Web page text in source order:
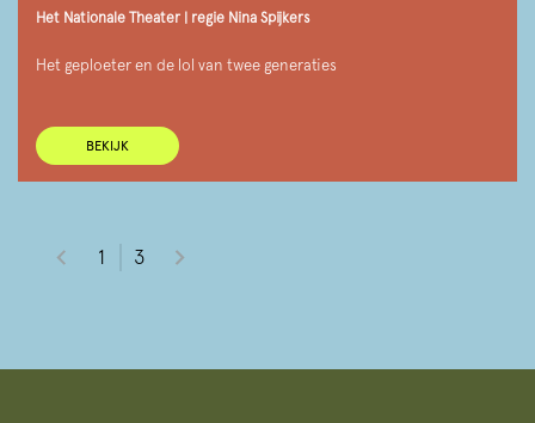
Het Nationale Theater | regie Nina Spijkers
Het geploeter en de lol van twee generaties
BEKIJK
1 3